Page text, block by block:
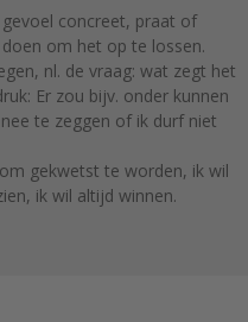
concreet, praat of
om het op te lossen.
nl. de vraag: wat zegt het
Er zou bijv. onder kunnen
te zeggen of ik durf niet
gekwetst te worden, ik wil
ik wil altijd winnen.